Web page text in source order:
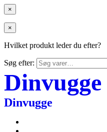
×
×
Hvilket produkt leder du efter?
Søg efter:
Dinvugge
Dinvugge